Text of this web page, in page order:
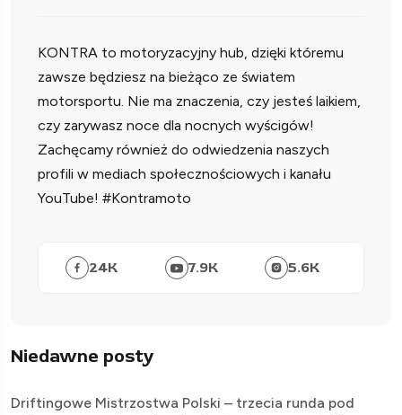
KONTRA to motoryzacyjny hub, dzięki któremu
zawsze będziesz na bieżąco ze światem
motorsportu. Nie ma znaczenia, czy jesteś laikiem,
czy zarywasz noce dla nocnych wyścigów!
Zachęcamy również do odwiedzenia naszych
profili w mediach społecznościowych i kanału
YouTube! #Kontramoto
24K 7.9K 5.6K
Niedawne posty
Driftingowe Mistrzostwa Polski – trzecia runda pod